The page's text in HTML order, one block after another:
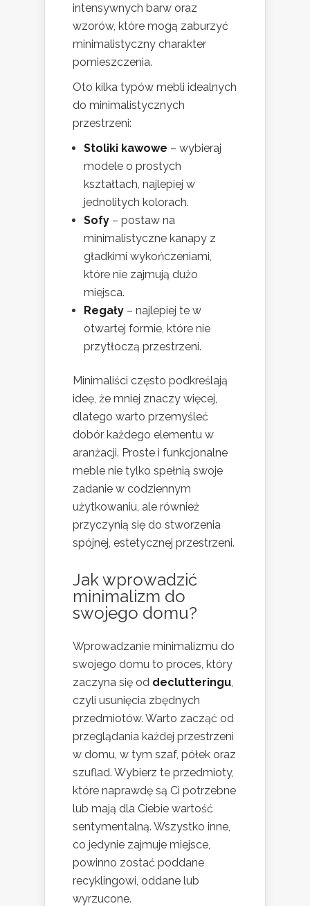
intensywnych barw oraz
wzorów, które mogą zaburzyć
minimalistyczny charakter
pomieszczenia.
Oto kilka typów mebli idealnych
do minimalistycznych
przestrzeni:
Stoliki kawowe – wybieraj
modele o prostych
kształtach, najlepiej w
jednolitych kolorach.
Sofy – postaw na
minimalistyczne kanapy z
gładkimi wykończeniami,
które nie zajmują dużo
miejsca.
Regały – najlepiej te w
otwartej formie, które nie
przytłoczą przestrzeni.
Minimaliści często podkreślają
ideę, że mniej znaczy więcej,
dlatego warto przemyśleć
dobór każdego elementu w
aranżacji. Proste i funkcjonalne
meble nie tylko spełnią swoje
zadanie w codziennym
użytkowaniu, ale również
przyczynią się do stworzenia
spójnej, estetycznej przestrzeni.
Jak wprowadzić
minimalizm do
swojego domu?
Wprowadzanie minimalizmu do
swojego domu to proces, który
zaczyna się od declutteringu,
czyli usunięcia zbędnych
przedmiotów. Warto zacząć od
przeglądania każdej przestrzeni
w domu, w tym szaf, półek oraz
szuflad. Wybierz te przedmioty,
które naprawdę są Ci potrzebne
lub mają dla Ciebie wartość
sentymentalną. Wszystko inne,
co jedynie zajmuje miejsce,
powinno zostać poddane
recyklingowi, oddane lub
wyrzucone.